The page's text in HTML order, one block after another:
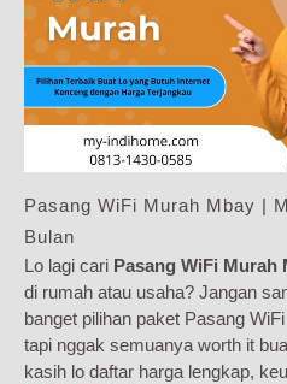
Pasang WiFi Murah Mbay |
Bulan
Lo lagi cari Pasang WiFi Murah
di rumah atau usaha? Jangan
banget pilihan paket Pasang
tapi nggak semuanya worth it
kasih lo daftar harga lengkap,